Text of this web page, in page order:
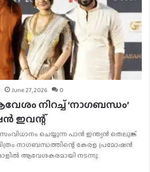
June 27, 2026 0
നിറച്ച് ‘നാഗബന്ധം’
ഇവന്റ്
ചെയ്യുന്ന പാന്‍ ഇന്ത്യന്‍ തെലുങ്ക്
നാഗബന്ധത്തിന്റെ കേരള പ്രമോഷന്‍
ആവേശകരമായി നടന്നു.